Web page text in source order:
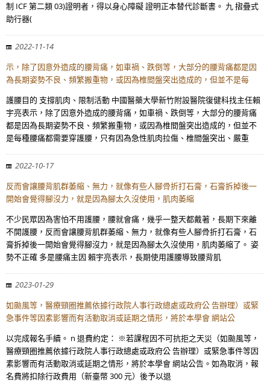
制 ICF 第二類 03)證明者，得以身心障礙 證明正本替代診斷書。 九 摺疊式
助行器(
2022-11-14
示，除了因意外造成的腰背痛，如車禍、跌倒等，大部分的腰背痛都是因
為長期姿勢不良、頻繁搬重物，或因為椎間盤突出造成的，但並不是每
護腰目的 支撐肌肉、限制活動 中國醫藥大學新竹附設醫院復健科找主任賴
宇亮表示，除了因意外造成的腰背痛，如車禍、跌倒等，大部分的腰背痛
都是因為長期姿勢不良、頻繁搬重物，或因為椎間盤突出造成的，但並不
是每種腰痛都需要穿護腰，只有因為急性肌肉拉傷、椎間盤突出、嚴重
2022-10-17
反而會讓腰背肌群萎縮、無力，就像有些人腳骨折打石膏，石膏拆掉後一
開始會覺得腳沒力，就是因為腳太久沒使用，肌肉萎縮
不少民眾因為害怕不用護腰，腰就會痛，幾乎一整天都戴著，長期下來離
不開護腰，反而會讓腰背肌群萎縮、無力，就像有些人腳骨折打石膏，石
膏拆掉後一開始會覺得腳沒力，就是因為腳太久沒使用，肌肉萎縮了。 姿
勢不正確 多是腰痛主因 賴宇亮表示，長期使用護腰導致腰背肌
2023-01-29
如颱風等，醫療頸圈推薦依據行政院人事行政總處或政府公 告辦理）或緊
急事件等因素影響而有活動取消或延期之情形，將於本學會 網站公
以完成報名手續。 n 退費約定： ※若課程因不可抗拒之天災（如颱風等，
醫療頸圈推薦依據行政院人事行政總處或政府公 告辦理）或緊急事件等因
素影響而有活動取消或延期之情形，將於本學會 網站公告。如為取消，報
名費將扣除行政費用（新臺幣 300 元）後予以退